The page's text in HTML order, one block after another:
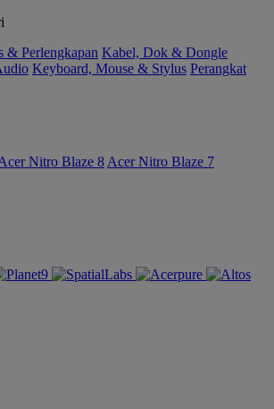
& Perlengkapan Kabel, Dok & Dongle
Keyboard, Mouse & Stylus Perangkat
Nitro Blaze 8 Acer Nitro Blaze 7